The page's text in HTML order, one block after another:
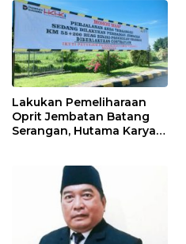
Lakukan Pemeliharaan
Oprit Jembatan Batang
Serangan, Hutama Karya